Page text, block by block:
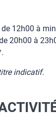
12h00 à
20h00 à
indicatif.